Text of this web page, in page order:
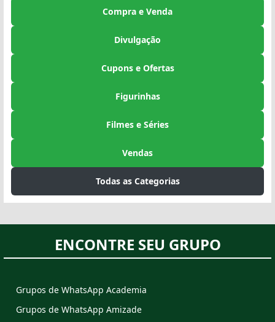
Compra e Venda
Divulgação
Cupons e Ofertas
Figurinhas
Filmes e Séries
Vendas
Todas as Categorias
ENCONTRE SEU GRUPO
Grupos de WhatsApp Academia
Grupos de WhatsApp Amizade